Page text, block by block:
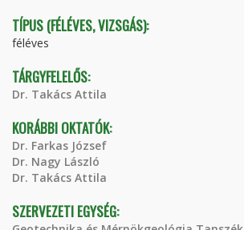
TÍPUS (FÉLÉVES, VIZSGÁS):
féléves
TÁRGYFELELŐS:
Dr. Takács Attila
KORÁBBI OKTATÓK:
Dr. Farkas József
Dr. Nagy László
Dr. Takács Attila
SZERVEZETI EGYSÉG: